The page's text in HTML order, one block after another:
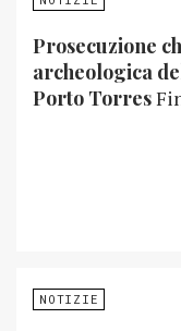
Prosecuzione
archeologica
Porto Torres
NOTIZIE